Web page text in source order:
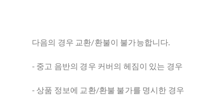
다음의 경우 교환/환불이 불가능합니다.
- 중고 음반의 경우 커버의 헤짐이 있는 경우
- 상품 정보에 교환/환불 불가를 명시한 경우